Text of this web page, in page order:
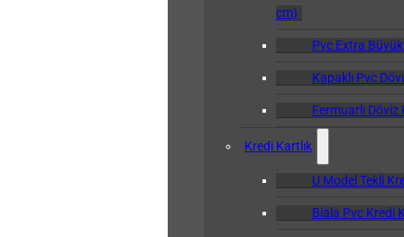
cm)
Pvc Extra
Kapaklı Pvc
Fermuarlı Döviz
Kredi Kartlık
U Model Tekli
Biala Pvc Kredi